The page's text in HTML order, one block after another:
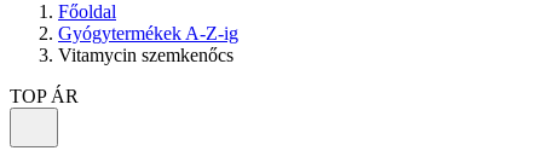
Főoldal
Gyógytermékek A-Z-ig
Vitamycin szemkenőcs
TOP ÁR